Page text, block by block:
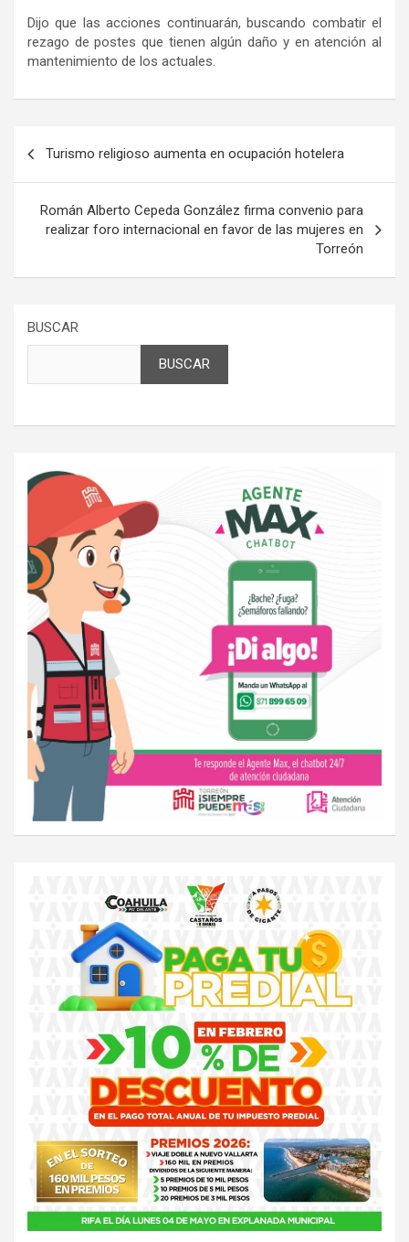
Dijo que las acciones continuarán, buscando combatir el
rezago de postes que tienen algún daño y en atención al
mantenimiento de los actuales.
entradas
Turismo religioso aumenta en ocupación hotelera
Román Alberto Cepeda González firma convenio para
realizar foro internacional en favor de las mujeres en
Torreón
BUSCAR
BUSCAR